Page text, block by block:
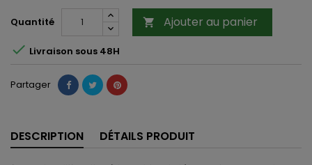
Quantité  Ajouter au panier
 Livraison sous 48H
Partager
DESCRIPTION DÉTAILS PRODUIT